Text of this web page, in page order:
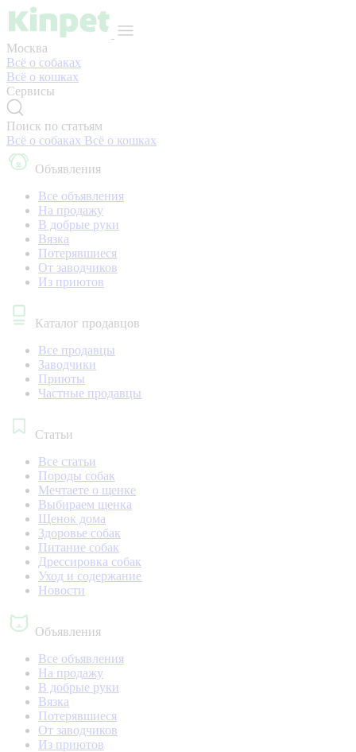
Москва
Всё о собаках
Всё о кошках
Сервисы
Поиск по статьям
Всё о собаках Всё о кошках
Объявления
Все объявления
На продажу
В добрые руки
Вязка
Потерявшиеся
От заводчиков
Из приютов
Каталог продавцов
Все продавцы
Заводчики
Приюты
Частные продавцы
Статьи
Все статьи
Породы собак
Мечтаете о щенке
Выбираем щенка
Щенок дома
Здоровье собак
Питание собак
Дрессировка собак
Уход и содержание
Новости
Объявления
Все объявления
На продажу
В добрые руки
Вязка
Потерявшиеся
От заводчиков
Из приютов